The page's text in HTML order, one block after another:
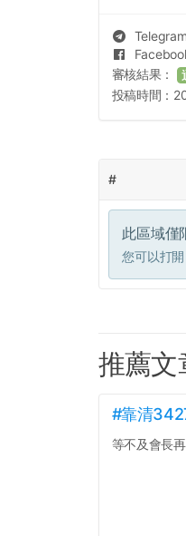
審核結果：
投稿時間：
#
此區域僅
您可以打開
推薦文
#靠清
等不及會長